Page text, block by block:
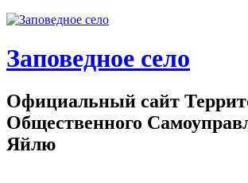
Заповедное село
Официальный сайт
Общественного
Яйлю